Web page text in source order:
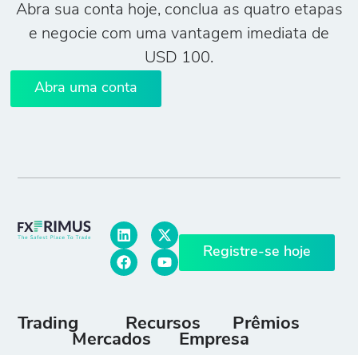
Abra sua conta hoje, conclua as quatro etapas
e negocie com uma vantagem imediata de
USD 100.
Abra uma conta
Registre-se hoje
Trading
Mercados
Recursos
Empresa
Prêmios